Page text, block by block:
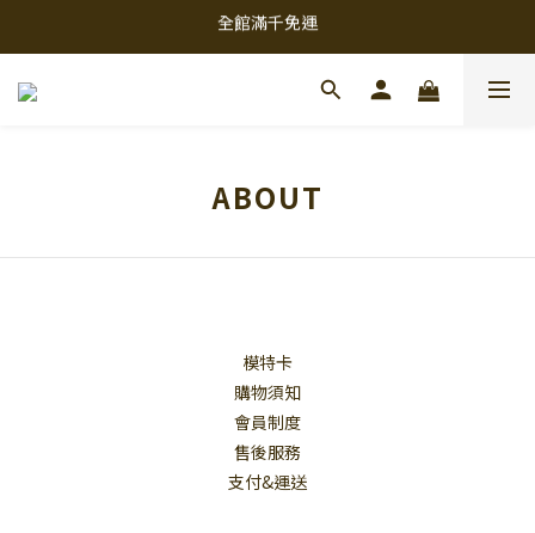
全館滿千免運
全館滿千免運
ABOUT
模特卡
購物須知
會員制度
售後服務
支付&運送